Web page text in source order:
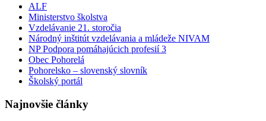
ALF
Ministerstvo školstva
Vzdelávanie 21. storočia
Národný inštitút vzdelávania a mládeže NIVAM
NP Podpora pomáhajúcich profesií 3
Obec Pohorelá
Pohorelsko – slovenský slovník
Školský portál
Najnovšie články